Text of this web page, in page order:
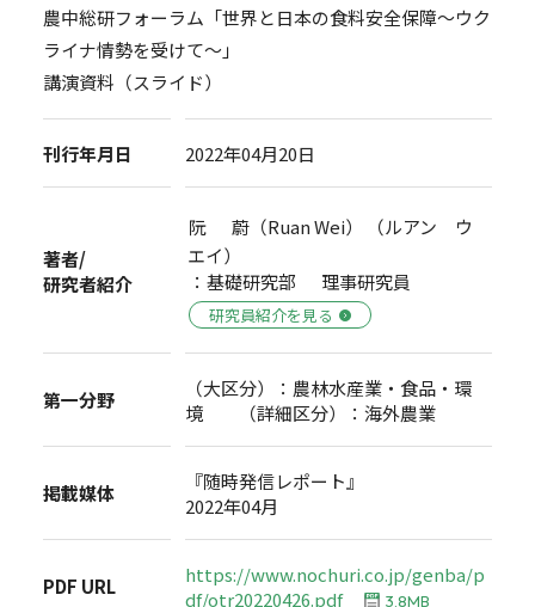
農中総研フォーラム「世界と日本の食料安全保障～ウク
ライナ情勢を受けて～」
講演資料（スライド）
刊行年月日 2022年04月20日
著者/
研究者紹介
阮 蔚（Ruan Wei） （ルアン ウ
エイ）
：基礎研究部 理事研究員
研究員紹介を見る
第一分野
（大区分）：農林水産業・食品・環
境 （詳細区分）：海外農業
掲載媒体
『随時発信レポート』
2022年04月
PDF URL
https://www.nochuri.co.jp/genba/p
df/otr20220426.pdf
3.8MB